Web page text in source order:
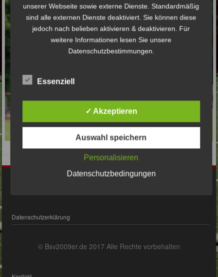
Datenschutzerklärung
© Bsv2009er.de 2017 Alle Rechte vorbehalten
unserer Webseite sowie externe Dienste. Standardmäßig
sind alle externen Dienste deaktiviert. Sie können diese
jedoch nach belieben aktivieren & deaktivieren. Für
weitere Informationen lesen Sie unsere
Datenschutzbestimmungen.
Essenziell
✓ Akzeptieren
Auswahl speichern
Personalisieren
Datenschutzbedingungen